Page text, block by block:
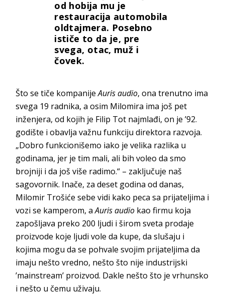
od hobija mu je
restauracija automobila
oldtajmera. Posebno
ističe to da je, pre
svega, otac, muž i
čovek.
Što se tiče kompanijeAuris audio, ona trenutno ima
svega 19 radnika, a osim Milomira ima još pet
inženjera, od kojih je Filip Tot najmlađi, on je ’92.
godište i obavlja važnu funkciju direktora razvoja.
„Dobro funkcionišemo iako je velika razlika u
godinama, jer je tim mali, ali bih voleo da smo
brojniji i da još više radimo.“ – zaključuje naš
sagovornik. Inače, za deset godina od danas,
Milomir Trošiće sebe vidi kako peca sa prijateljima i
vozi se kamperom, aAuris audio kao firmu koja
zapošljava preko 200 ljudi i širom sveta prodaje
proizvode koje ljudi vole da kupe, da slušaju i
kojima mogu da se pohvale svojim prijateljima da
imaju nešto vredno, nešto što nije industrijski
’mainstream’ proizvod. Dakle nešto što je vrhunsko
i nešto u čemu uživaju.